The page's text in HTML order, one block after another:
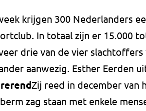
krijgen 300 Nederlanders
In totaal zijn er 15.000
drie van de vier
aanwezig. Esther Eerden
Zij reed in december van
zag staan met enkele